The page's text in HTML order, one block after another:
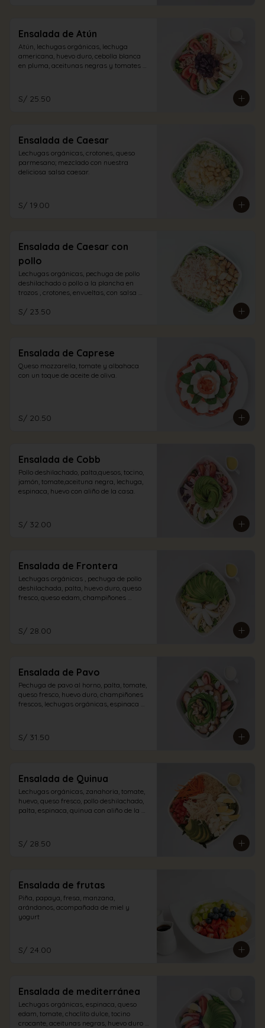
Ensalada de Atún
Atún, lechugas orgánicas, lechuga
americana, huevo duro, cebolla blanca
en pluma, aceitunas negras y tomates
S/ 25.50
Ensalada de Caesar
Lechugas orgánicas, crotones, queso
parmesano; mezclado con nuestra
deliciosa salsa caesar.
S/ 19.00
Ensalada de Caesar con
pollo
Lechugas orgánicas, pechuga de pollo
deshilachado o pollo a la plancha en
trozos , crotones, envueltas, con salsa
parmesano.
S/ 23.50
Ensalada de Caprese
Queso mozzarella, tomate y albahaca
con un toque de aceite de oliva.
S/ 20.50
Ensalada de Cobb
Pollo deshilachado, palta,quesos, tocino,
jamón, tomate,aceituna negra, lechuga,
espinaca, huevo con aliño de la casa.
S/ 32.00
Ensalada de Frontera
Lechugas orgánicas , pechuga de pollo
deshilachada, palta, huevo duro, queso
fresco, queso edam, champiñones
S/ 28.00
Ensalada de Pavo
Pechuga de pavo al horno, palta, tomate,
queso fresco, huevo duro, champiñones
frescos, lechugas orgánicas, espinaca
S/ 31.50
Ensalada de Quinua
Lechugas orgánicas, zanahoria, tomate,
huevo, queso fresco, pollo deshilachado,
palta, espinaca, quinua con aliño de la
S/ 28.50
Ensalada de frutas
Piña, papaya, fresa, manzana,
arándanos, acompañada de miel y
yogurt
S/ 24.00
Ensalada de mediterránea
Lechugas orgánicas, espinaca, queso
edam, tomate, choclito dulce, tocino
crocante, aceitunas negras, huevo duro y